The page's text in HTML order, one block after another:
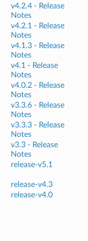
v4.2.4 - Release
Notes
v4.2.1 - Release
Notes
v4.1.3 - Release
Notes
v4.1 - Release
Notes
v4.0.2 - Release
Notes
v3.3.6 - Release
Notes
v3.3.3 - Release
Notes
v3.3 - Release
Notes
release-v5.1
release-v4.3
release-v4.0